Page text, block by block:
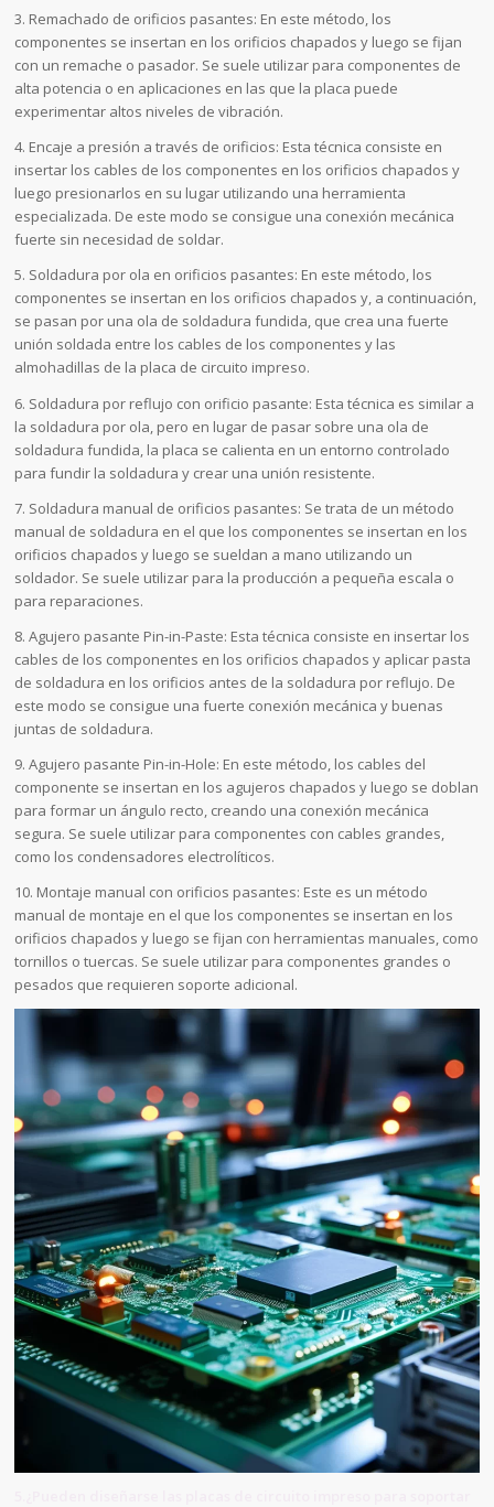
3. Remachado de orificios pasantes: En este método, los
componentes se insertan en los orificios chapados y luego se fijan
con un remache o pasador. Se suele utilizar para componentes de
alta potencia o en aplicaciones en las que la placa puede
experimentar altos niveles de vibración.
4. Encaje a presión a través de orificios: Esta técnica consiste en
insertar los cables de los componentes en los orificios chapados y
luego presionarlos en su lugar utilizando una herramienta
especializada. De este modo se consigue una conexión mecánica
fuerte sin necesidad de soldar.
5. Soldadura por ola en orificios pasantes: En este método, los
componentes se insertan en los orificios chapados y, a continuación,
se pasan por una ola de soldadura fundida, que crea una fuerte
unión soldada entre los cables de los componentes y las
almohadillas de la placa de circuito impreso.
6. Soldadura por reflujo con orificio pasante: Esta técnica es similar a
la soldadura por ola, pero en lugar de pasar sobre una ola de
soldadura fundida, la placa se calienta en un entorno controlado
para fundir la soldadura y crear una unión resistente.
7. Soldadura manual de orificios pasantes: Se trata de un método
manual de soldadura en el que los componentes se insertan en los
orificios chapados y luego se sueldan a mano utilizando un
soldador. Se suele utilizar para la producción a pequeña escala o
para reparaciones.
8. Agujero pasante Pin-in-Paste: Esta técnica consiste en insertar los
cables de los componentes en los orificios chapados y aplicar pasta
de soldadura en los orificios antes de la soldadura por reflujo. De
este modo se consigue una fuerte conexión mecánica y buenas
juntas de soldadura.
9. Agujero pasante Pin-in-Hole: En este método, los cables del
componente se insertan en los agujeros chapados y luego se doblan
para formar un ángulo recto, creando una conexión mecánica
segura. Se suele utilizar para componentes con cables grandes,
como los condensadores electrolíticos.
10. Montaje manual con orificios pasantes: Este es un método
manual de montaje en el que los componentes se insertan en los
orificios chapados y luego se fijan con herramientas manuales, como
tornillos o tuercas. Se suele utilizar para componentes grandes o
pesados que requieren soporte adicional.